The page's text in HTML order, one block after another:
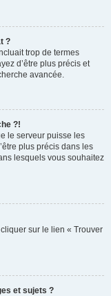
?
trop de termes
d’être plus précis et
avancée.
?!
le serveur puisse les
plus précis dans les
lesquels vous souhaitez
sur le lien « Trouver
et sujets ?